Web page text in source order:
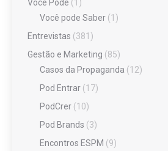
Você Pode (1)
Você pode Saber (1)
Entrevistas (381)
Gestão e Marketing (85)
Casos da Propaganda (12)
Pod Entrar (17)
PodCrer (10)
Pod Brands (3)
Encontros ESPM (9)